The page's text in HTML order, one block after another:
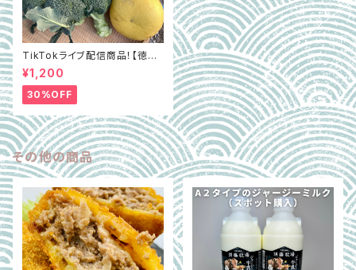
TikTokライブ配信商品！【徳島
県阿波市】GOTTSO阿波セレ
クト3種詰合せ約2.8㎏（ミルフィ
ー菜含む）
¥1,200
30%OFF
その他の商品